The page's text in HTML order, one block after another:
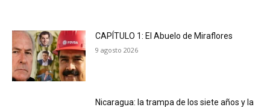
CAPÍTULO 1: El Abuelo de Miraflores
9 agosto 2026
Nicaragua: la trampa de los siete años y la